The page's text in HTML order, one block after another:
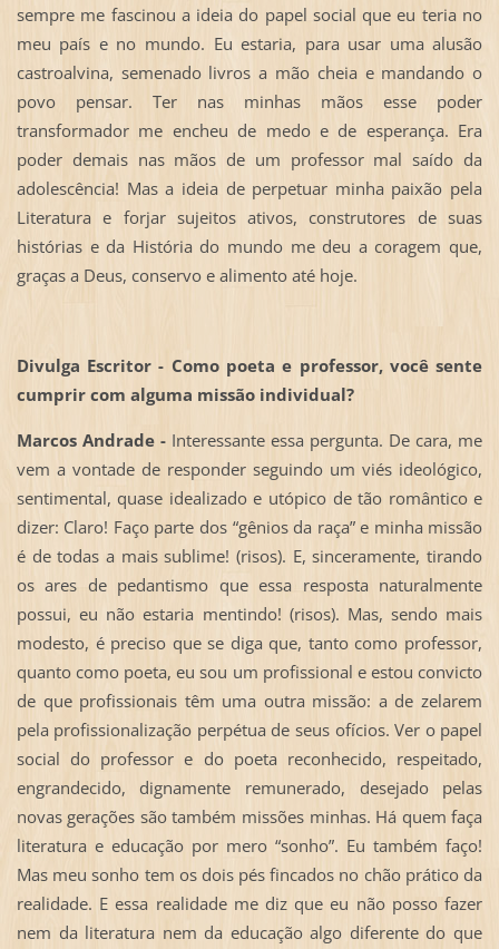
sempre me fascinou a ideia do papel social que eu teria no
meu país e no mundo. Eu estaria, para usar uma alusão
castroalvina, semenado livros a mão cheia e mandando o
povo pensar. Ter nas minhas mãos esse poder
transformador me encheu de medo e de esperança. Era
poder demais nas mãos de um professor mal saído da
adolescência! Mas a ideia de perpetuar minha paixão pela
Literatura e forjar sujeitos ativos, construtores de suas
histórias e da História do mundo me deu a coragem que,
graças a Deus, conservo e alimento até hoje.
Divulga Escritor - Como poeta e professor, você sente
cumprir com alguma missão individual?
Marcos Andrade - Interessante essa pergunta. De cara, me
vem a vontade de responder seguindo um viés ideológico,
sentimental, quase idealizado e utópico de tão romântico e
dizer: Claro! Faço parte dos “gênios da raça” e minha missão
é de todas a mais sublime! (risos). E, sinceramente, tirando
os ares de pedantismo que essa resposta naturalmente
possui, eu não estaria mentindo! (risos). Mas, sendo mais
modesto, é preciso que se diga que, tanto como professor,
quanto como poeta, eu sou um profissional e estou convicto
de que profissionais têm uma outra missão: a de zelarem
pela profissionalização perpétua de seus ofícios. Ver o papel
social do professor e do poeta reconhecido, respeitado,
engrandecido, dignamente remunerado, desejado pelas
novas gerações são também missões minhas. Há quem faça
literatura e educação por mero “sonho”. Eu também faço!
Mas meu sonho tem os dois pés fincados no chão prático da
realidade. E essa realidade me diz que eu não posso fazer
nem da literatura nem da educação algo diferente do que